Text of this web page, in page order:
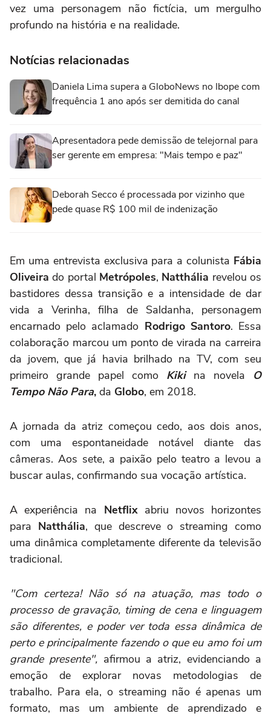
vez uma personagem não fictícia, um mergulho
profundo na história e na realidade.
Notícias relacionadas
Daniela Lima supera a GloboNews no Ibope com
frequência 1 ano após ser demitida do canal
Apresentadora pede demissão de telejornal para
ser gerente em empresa: "Mais tempo e paz"
Deborah Secco é processada por vizinho que
pede quase R$ 100 mil de indenização
Em uma entrevista exclusiva para a colunista Fábia
Oliveira do portal Metrópoles, Natthália revelou os
bastidores dessa transição e a intensidade de dar
vida a Verinha, filha de Saldanha, personagem
encarnado pelo aclamado Rodrigo Santoro. Essa
colaboração marcou um ponto de virada na carreira
da jovem, que já havia brilhado na TV, com seu
primeiro grande papel como Kikina novela O
Tempo Não Para, da Globo, em 2018.
A jornada da atriz começou cedo, aos dois anos,
com uma espontaneidade notável diante das
câmeras. Aos sete, a paixão pelo teatro a levou a
buscar aulas, confirmando sua vocação artística.
A experiência na Netflixabriu novos horizontes
para Natthália, que descreve o streaming como
uma dinâmica completamente diferente da televisão
tradicional.
"Com certeza! Não só na atuação, mas todo o
processo de gravação, timing de cena e linguagem
são diferentes, e poder ver toda essa dinâmica de
perto e principalmente fazendo o que eu amo foi um
grande presente", afirmou a atriz, evidenciando a
emoção de explorar novas metodologias de
trabalho. Para ela, o streaming não é apenas um
formato, mas um ambiente de aprendizado e